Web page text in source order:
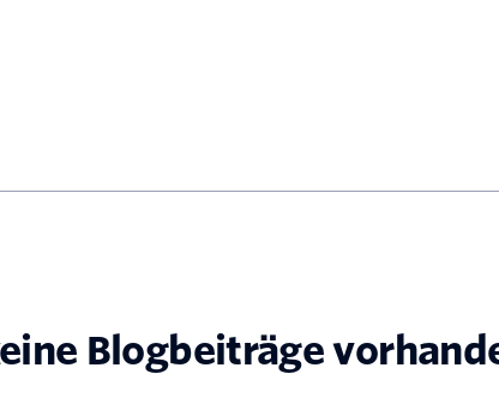
Blogbeiträge